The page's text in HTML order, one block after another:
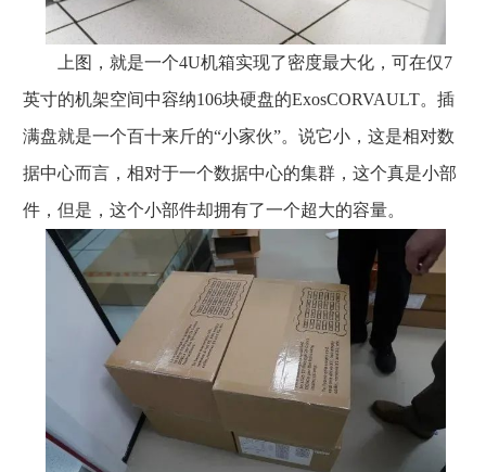
上图，就是一个4U机箱实现了密度最大化，可在仅7
英寸的机架空间中容纳106块硬盘的ExosCORVAULT。插
满盘就是一个百十来斤的“小家伙”。说它小，这是相对数
据中心而言，相对于一个数据中心的集群，这个真是小部
件，但是，这个小部件却拥有了一个超大的容量。